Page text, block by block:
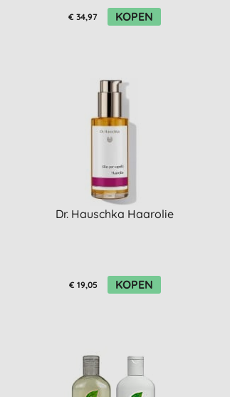
€ 34,97 KOPEN
Dr. Hauschka Haarolie
€ 19,05 KOPEN